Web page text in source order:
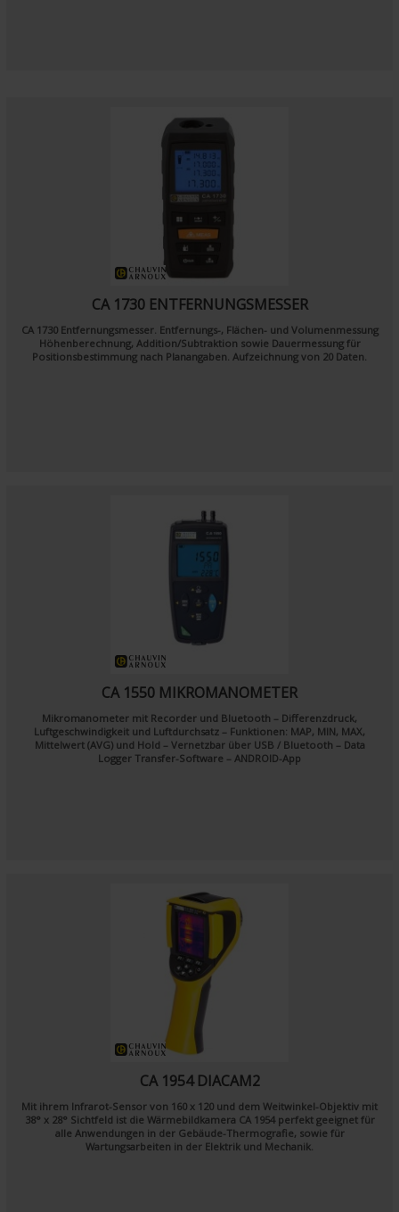
CA 1730 ENTFERNUNGSMESSER
CA 1730 Entfernungsmesser. Entfernungs-, Flächen- und Volumenmessung
Höhenberechnung, Addition/Subtraktion sowie Dauermessung für
Positionsbestimmung nach Planangaben. Aufzeichnung von 20 Daten.
CA 1550 MIKROMANOMETER
Mikromanometer mit Recorder und Bluetooth – Differenzdruck,
Luftgeschwindigkeit und Luftdurchsatz – Funktionen: MAP, MIN, MAX,
Mittelwert (AVG) und Hold – Vernetzbar über USB / Bluetooth – Data
Logger Transfer-Software – ANDROID-App
CA 1954 DIACAM2
Mit ihrem Infrarot-Sensor von 160 x 120 und dem Weitwinkel-Objektiv mit
38° x 28° Sichtfeld ist die Wärmebildkamera CA 1954 perfekt geeignet für
alle Anwendungen in der Gebäude-Thermografie, sowie für
Wartungsarbeiten in der Elektrik und Mechanik.